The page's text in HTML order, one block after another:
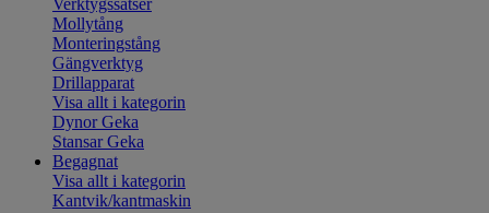
Verktygssatser
Mollytång
Monteringstång
Gängverktyg
Drillapparat
Visa allt i kategorin
Dynor Geka
Stansar Geka
Begagnat
Visa allt i kategorin
Kantvik/kantmaskin